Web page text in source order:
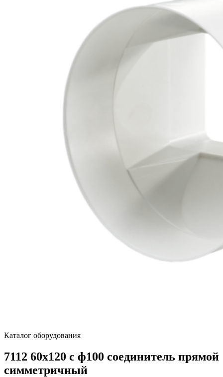
Каталог оборудования
7112 60х120 с ф100 соединитель прямой
симметричный